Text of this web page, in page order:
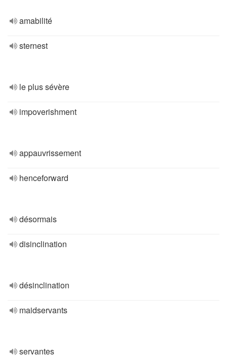
amabilité
sternest
le plus sévère
impoverishment
appauvrissement
henceforward
désormais
disinclination
désinclination
maidservants
servantes